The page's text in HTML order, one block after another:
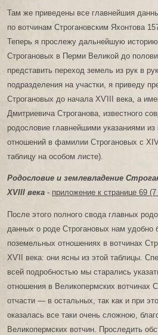
Там же приведены все главнейшия
по вотчинам Строгановским Яхонтова
Теперь я прослежу дальнейшую
Строгановых в Перми Великой до
представить переход земель из рук в
подразделения на участки, я приведу
Строгановых до начала ХѴIII века, а
Дмитриевича Строганова, известного
родословие главнейшими указаниями
отношений в фамилии Строгановых с
таблицу на особом листе).
Родословие и землевладение
XVIII века - приложение к странице 69
После этого полного свода главных
данных о роде Строгановых нам удобно
поземельных отношениях в вотчинах
ХѴІІ века: они ясны из этой таблицы.
всей подробностью мы старались
отношения в Великопермских вотчинах
отчасти — в остальных, так как и при
оказалась все таки очень сложною,
Великопермских вотчин. Проследить